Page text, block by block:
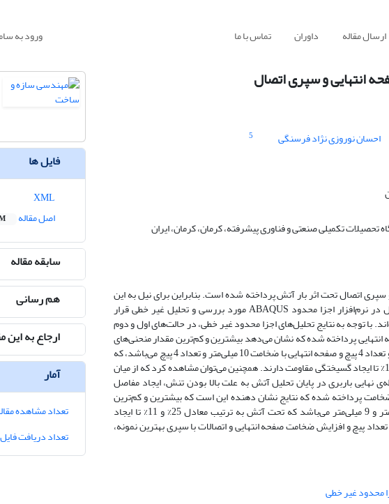
ارسال مقاله داوران تماس با ما ورود به
انتهایی و سپری اتصال
احسان نوروزی نژاد فرسنگی
5
تکمیلی صنعتی و فناوری پیشرفته، کرمان، کرمان، ایران
اتصال تحت اثر بار آتش پرداخته شده است. بنابراین برای نیل به این
هدف، نمونه‌ها در سه حالت تعداد پیچ، ضخامت صفحه انتهایی و سپری اتصال در نرم‌افزار اجزا محدود ABAQUS مورد بررسی و تحلیل غیر خطی قرار
با توجه به نتایج تحلیل‌های اجزا محدود غیر خطی، در حالت‌های اول و دوم
پرداخته شده که نشان می‌دهد بیشترین و کم‌ترین مقدار منحنی‌های
جابجایی-زمان مربوط به نمونه‌-های دارای صفحه انتهایی با ضخامت 25 میلی‌متر و تعداد 4 پیچ و صفحه انتهایی با ضخامت 10 میلی‌متر و تعداد 4 پیچ می‌باشد، که
با در نظر گرفتن تأثیر ضخامت صفحه انتهایی تحت آتش به ترتیب معادل 36% و 17% تا ایجاد گسیختگی مقاومت دارند. همچنین می‌توان مشاهده کرد که از میان
نهایی باربری در پایان تحلیل آتش به علت بالا بودن تنش، ایجاد مفاصل
پرداخته شده که نتایج نشان دهنده این است که بیشترین و کم‌ترین
مقدار جابجایی-زمان مربوط به نمونه‌ها‌ی سپری اتصال با ضخامت 5/17 میلی‌متر و 9 میلی‌متر می‌باشد که تحت آتش به ترتیب معادل 25% و 11% تا ایجاد
پیچ و افزایش ضخامت صفحه انتهایی و اتصالات با سپری بهترین نمونه،
محدود غیر خطی
فایل ها
اصل مقاله
سابقه مقاله
هم رسانی
ارجاع به این
آمار
تعداد مشاهده
تعداد دریافت